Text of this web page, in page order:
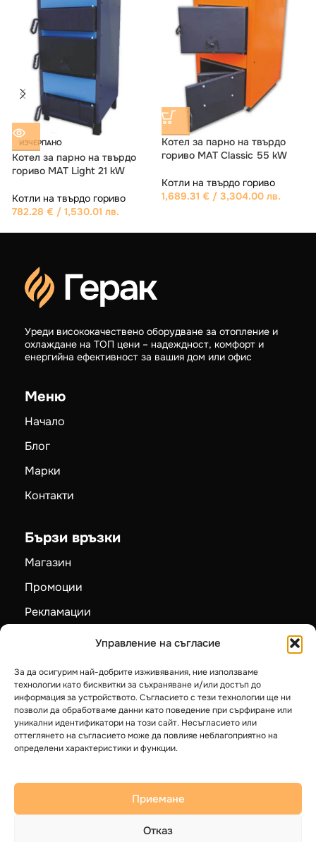
Управление на съгласие
За да осигурим най-добрите изживявания, ние използваме
технологии като бисквитки за съхраняване и/или достъп до
информация за устройството. Съгласието с тези технологии ще ни
позволи да обработваме данни като поведение при сърфиране или
уникални идентификатори на този сайт. Несъгласието или
оттеглянето на съгласието може да повлияе неблагоприятно на
определени характеристики и функции.
Приемане
Отказ
Котел за парно на твърдо
гориво МАТ Power 75 kW
2,377.51€/ 4,650.01 лв.
-5%
ИЗЧЕРПАНО
гориво Bisolid Saver WF
35kW
енергийна ефективност за вашия дом или офис
Меню
Начало
Блог
Контакти
Бързи връзки
Магазин
Карта на сайта
Категории
Пелетни камини
Котли на твърдо гориво